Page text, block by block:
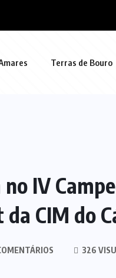
Terras de Bouro
IV
CIM do
326